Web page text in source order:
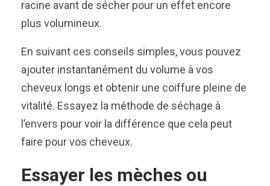
racine avant de sécher pour un effet encore
plus volumineux.
En suivant ces conseils simples, vous pouvez
ajouter instantanément du volume à vos
cheveux longs et obtenir une coiffure pleine de
vitalité. Essayez la méthode de séchage à
l’envers pour voir la différence que cela peut
faire pour vos cheveux.
Essayer les mèches ou